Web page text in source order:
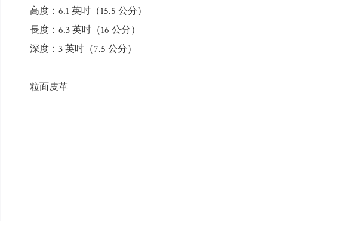
高度：6.1 英吋（15.5 公分）
長度：6.3 英吋（16 公分）
深度：3 英吋（7.5 公分）
粒面皮革